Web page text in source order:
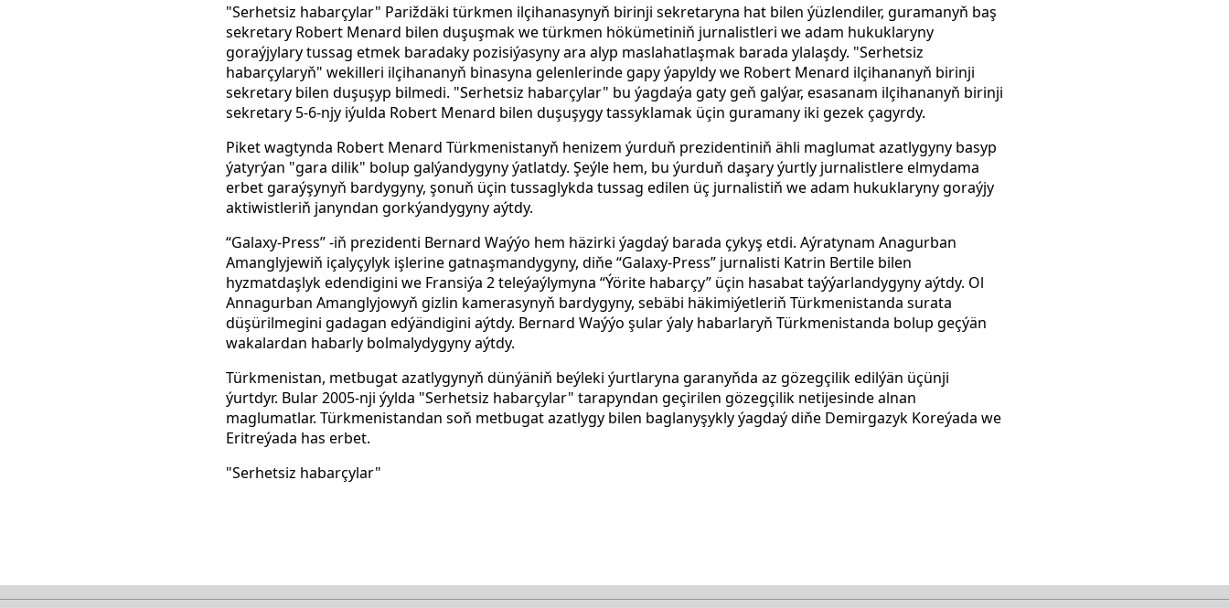
"Serhetsiz habarçylar" Pariždäki türkmen ilçihanasynyň birinji sekretaryna hat bilen ýüzlendiler, guramanyň baş
sekretary Robert Menard bilen duşuşmak we türkmen hökümetiniň jurnalistleri we adam hukuklaryny
goraýjylary tussag etmek baradaky pozisiýasyny ara alyp maslahatlaşmak barada ylalaşdy. "Serhetsiz
habarçylaryň" wekilleri ilçihananyň binasyna gelenlerinde gapy ýapyldy we Robert Menard ilçihananyň birinji
sekretary bilen duşuşyp bilmedi. "Serhetsiz habarçylar" bu ýagdaýa gaty geň galýar, esasanam ilçihananyň birinji
sekretary 5-6-njy iýulda Robert Menard bilen duşuşygy tassyklamak üçin guramany iki gezek çagyrdy.
Piket wagtynda Robert Menard Türkmenistanyň henizem ýurduň prezidentiniň ähli maglumat azatlygyny basyp
ýatyrýan "gara dilik" bolup galýandygyny ýatlatdy. Şeýle hem, bu ýurduň daşary ýurtly jurnalistlere elmydama
erbet garaýşynyň bardygyny, şonuň üçin tussaglykda tussag edilen üç jurnalistiň we adam hukuklaryny goraýjy
aktiwistleriň janyndan gorkýandygyny aýtdy.
“Galaxy-Press” -iň prezidenti Bernard Waýýo hem häzirki ýagdaý barada çykyş etdi. Aýratynam Anagurban
Amanglyjewiň içalyçylyk işlerine gatnaşmandygyny, diňe “Galaxy-Press” jurnalisti Katrin Bertile bilen
hyzmatdaşlyk edendigini we Fransiýa 2 teleýaýlymyna “Ýörite habarçy” üçin hasabat taýýarlandygyny aýtdy. Ol
Annagurban Amanglyjowyň gizlin kamerasynyň bardygyny, sebäbi häkimiýetleriň Türkmenistanda surata
düşürilmegini gadagan edýändigini aýtdy. Bernard Waýýo şular ýaly habarlaryň Türkmenistanda bolup geçýän
wakalardan habarly bolmalydygyny aýtdy.
Türkmenistan, metbugat azatlygynyň dünýäniň beýleki ýurtlaryna garanyňda az gözegçilik edilýän üçünji
ýurtdyr. Bular 2005-nji ýylda "Serhetsiz habarçylar" tarapyndan geçirilen gözegçilik netijesinde alnan
maglumatlar. Türkmenistandan soň metbugat azatlygy bilen baglanyşykly ýagdaý diňe Demirgazyk Koreýada we
Eritreýada has erbet.
"Serhetsiz habarçylar"